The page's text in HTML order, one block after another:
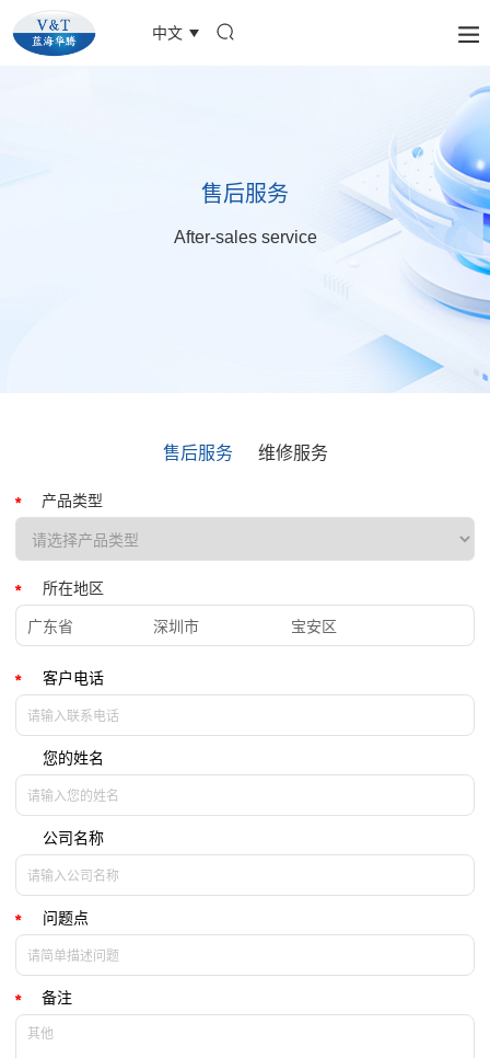
中文
售后服务
After-sales service
售后服务 维修服务
产品类型
地
区
所在地区
广东省 深圳市 宝安区
客户电话
您的姓名
公司名称
问题点
备注